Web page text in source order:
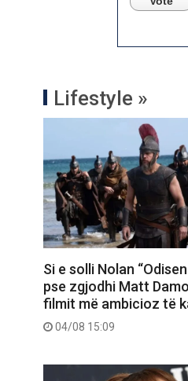
Lifestyle »
Si e solli Nolan
pse zgjodhi Matt
filmit më ambicioz të
04/08 15:09